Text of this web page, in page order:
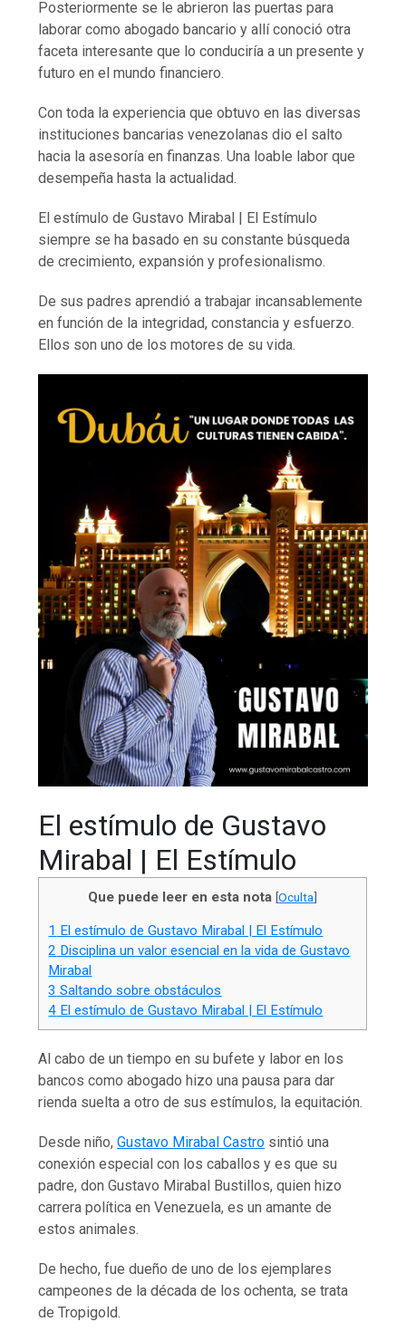
Posteriormente se le abrieron las puertas para
laborar como abogado bancario y allí conoció otra
faceta interesante que lo conduciría a un presente y
futuro en el mundo financiero.
Con toda la experiencia que obtuvo en las diversas
instituciones bancarias venezolanas dio el salto
hacia la asesoría en finanzas. Una loable labor que
desempeña hasta la actualidad.
El estímulo de Gustavo Mirabal | El Estímulo
siempre se ha basado en su constante búsqueda
de crecimiento, expansión y profesionalismo.
De sus padres aprendió a trabajar incansablemente
en función de la integridad, constancia y esfuerzo.
Ellos son uno de los motores de su vida.
El estímulo de Gustavo
Mirabal | El Estímulo
Que puede leer en esta nota [Oculta]
1 El estímulo de Gustavo Mirabal | El Estímulo
2 Disciplina un valor esencial en la vida de Gustavo
Mirabal
3 Saltando sobre obstáculos
4 El estímulo de Gustavo Mirabal | El Estímulo
Al cabo de un tiempo en su bufete y labor en los
bancos como abogado hizo una pausa para dar
rienda suelta a otro de sus estímulos, la equitación.
Desde niño,Gustavo Mirabal Castro sintió una
conexión especial con los caballos y es que su
padre, don Gustavo Mirabal Bustillos, quien hizo
carrera política en Venezuela, es un amante de
estos animales.
De hecho, fue dueño de uno de los ejemplares
campeones de la década de los ochenta, se trata
de Tropigold.